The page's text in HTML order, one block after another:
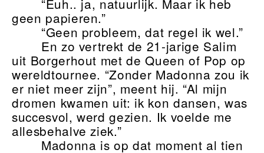
“Euh.. ja, natuurlijk. Maar ik heb
geen papieren.”
“Geen probleem, dat regel ik wel.”
En zo vertrekt de 21-jarige Salim
uit Borgerhout met de Queen of Pop op
wereldtournee. “Zonder Madonna zou ik
er niet meer zijn”, meent hij. “Al mijn
dromen kwamen uit: ik kon dansen, was
succesvol, werd gezien. Ik voelde me
allesbehalve ziek.”
Madonna is op dat moment al tien